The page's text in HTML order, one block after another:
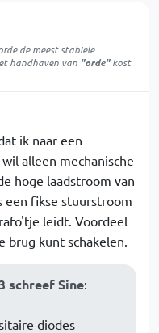
de meest stabiele
handhaven van "orde"kost
ik naar een
alleen mechanische
hoge laadstroom van
een fikse stuurstroom
leidt. Voordeel
brug kunt schakelen.
schreef Sine:
diodes